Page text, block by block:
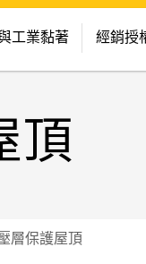
工業黏著 經銷授
頂
層保護屋頂